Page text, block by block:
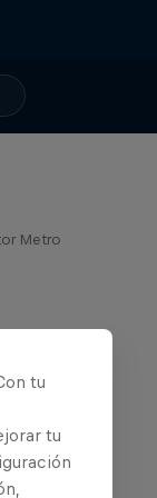
Metro
tu
tu